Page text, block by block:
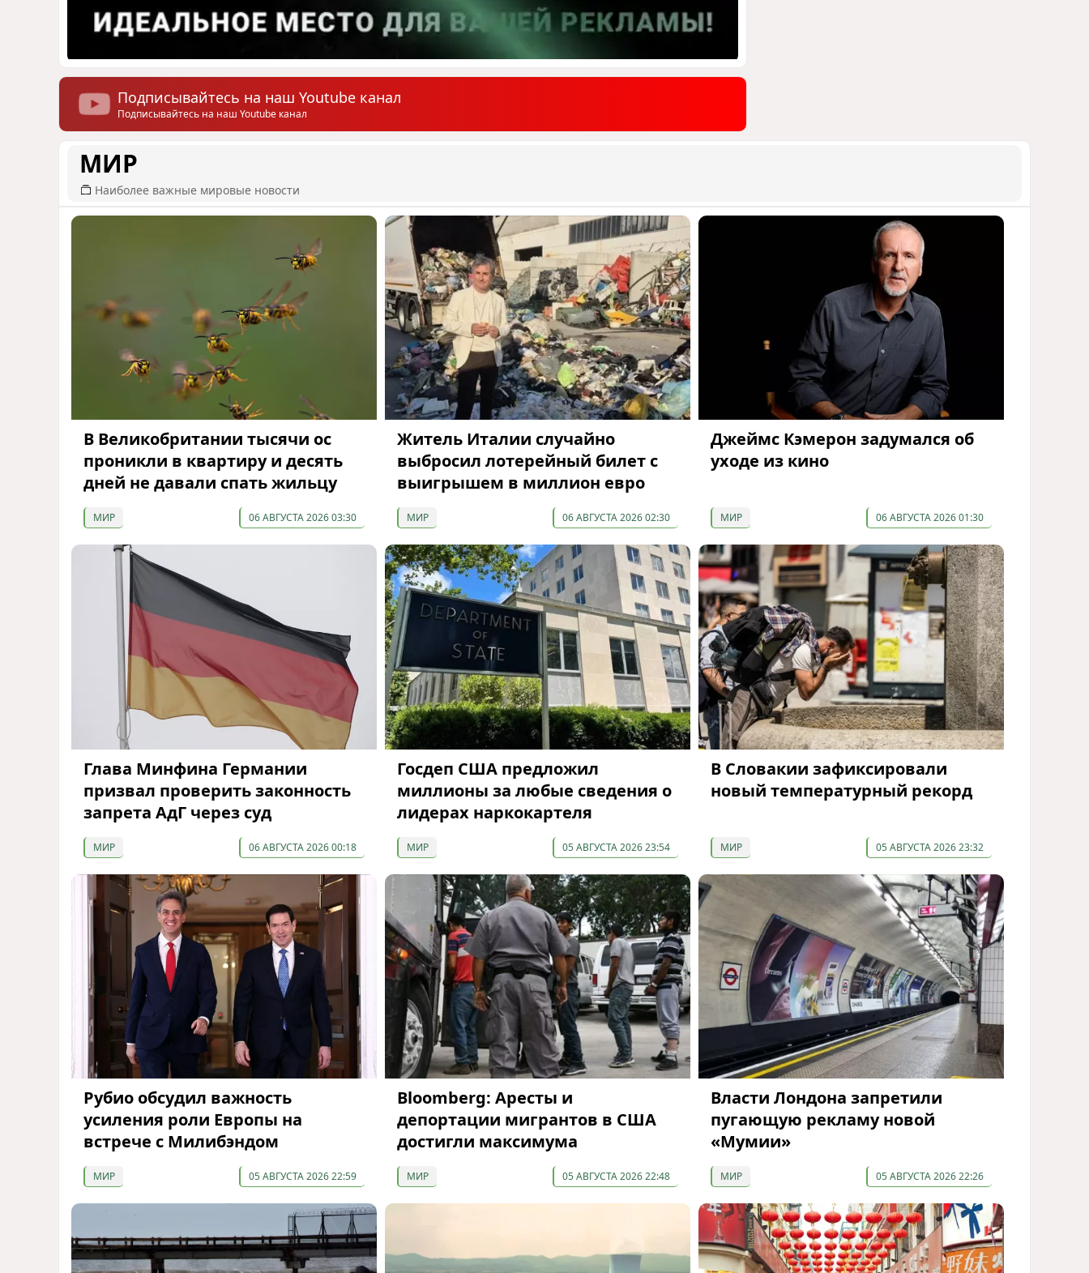
Подписывайтесь на наш Youtube канал
Подписывайтесь на наш Youtube канал
МИР
Наиболее важные мировые новости
В Великобритании тысячи ос
проникли в квартиру и десять
дней не давали спать жильцу
МИР 06 АВГУСТА 2026 03:30
Житель Италии случайно
выбросил лотерейный билет с
выигрышем в миллион евро
МИР 06 АВГУСТА 2026 02:30
Джеймс Кэмерон задумался об
уходе из кино
МИР 06 АВГУСТА 2026 01:30
Глава Минфина Германии
призвал проверить законность
запрета АдГ через суд
МИР 06 АВГУСТА 2026 00:18
Госдеп США предложил
миллионы за любые сведения о
лидерах наркокартеля
МИР 05 АВГУСТА 2026 23:54
В Словакии зафиксировали
новый температурный рекорд
МИР 05 АВГУСТА 2026 23:32
Рубио обсудил важность
усиления роли Европы на
встрече с Милибэндом
МИР 05 АВГУСТА 2026 22:59
Bloomberg: Аресты и
депортации мигрантов в США
достигли максимума
МИР 05 АВГУСТА 2026 22:48
Власти Лондона запретили
пугающую рекламу новой
«Мумии»
МИР 05 АВГУСТА 2026 22:26